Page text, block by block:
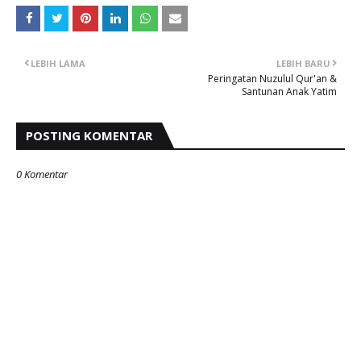
LEBIH BARU
Peringatan Nuzulul Qur'an &
Santunan Anak Yatim
LEBIH LAMA
POSTING KOMENTAR
0 Komentar